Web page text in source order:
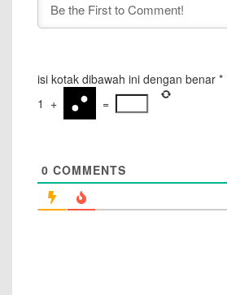
isi kotak dibawah ini dengan benar *
1 + =
0 COMMENTS